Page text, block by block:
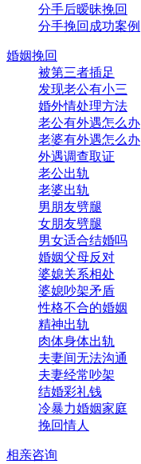
分手后暧昧挽回
分手挽回成功案例
婚姻挽回
被第三者插足
发现老公有小三
婚外情处理方法
老公有外遇怎么办
老婆有外遇怎么办
外遇调查取证
老公出轨
老婆出轨
男朋友劈腿
女朋友劈腿
男女适合结婚吗
婚姻父母反对
婆媳关系相处
婆媳吵架矛盾
性格不合的婚姻
精神出轨
肉体身体出轨
夫妻间无法沟通
夫妻经常吵架
结婚彩礼钱
冷暴力婚姻家庭
挽回情人
相亲咨询